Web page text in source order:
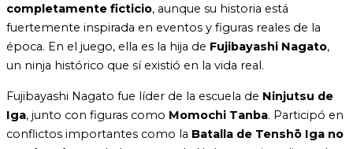
completamente ficticio, aunque su historia está
fuertemente inspirada en eventos y figuras reales de la
época. En el juego, ella es la hija de Fujibayashi Nagato,
un ninja histórico que sí existió en la vida real.
Fujibayashi Nagato fue líder de la escuela de Ninjutsu de
Iga, junto con figuras como Momochi Tanba. Participó en
conflictos importantes como la Batalla de Tenshō Iga no